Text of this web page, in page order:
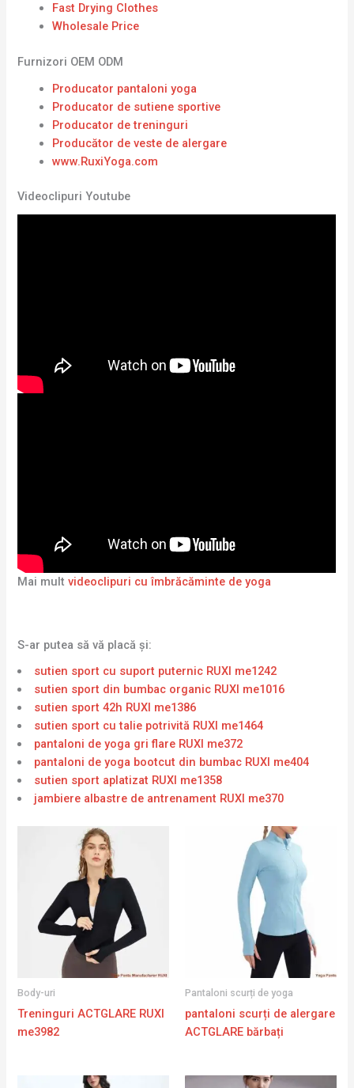
Fast Drying Clothes
Wholesale Price
Furnizori OEM ODM
Producator pantaloni yoga
Producator de sutiene sportive
Producator de treninguri
Producător de veste de alergare
www.RuxiYoga.com
Videoclipuri Youtube
Mai multvideoclipuri cu îmbrăcăminte de yoga
S-ar putea să vă placă și:
sutien sport cu suport puternic RUXI me1242
sutien sport din bumbac organic RUXI me1016
sutien sport 42h RUXI me1386
sutien sport cu talie potrivită RUXI me1464
pantaloni de yoga gri flare RUXI me372
pantaloni de yoga bootcut din bumbac RUXI me404
sutien sport aplatizat RUXI me1358
jambiere albastre de antrenament RUXI me370
Body-uri
Treninguri ACTGLARE RUXI
me3982
Pantaloni scurți de yoga
pantaloni scurți de alergare
ACTGLARE bărbați